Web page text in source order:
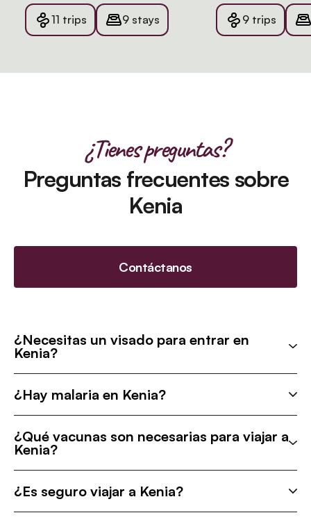
11 trips 9 stays 9 trips
¿Tienes preguntas?
Preguntas frecuentes sobre
Kenia
Contáctanos
¿Necesitas un visado para entrar en
Kenia?
¿Hay malaria en Kenia?
¿Qué vacunas son necesarias para viajar a
Kenia?
¿Es seguro viajar a Kenia?